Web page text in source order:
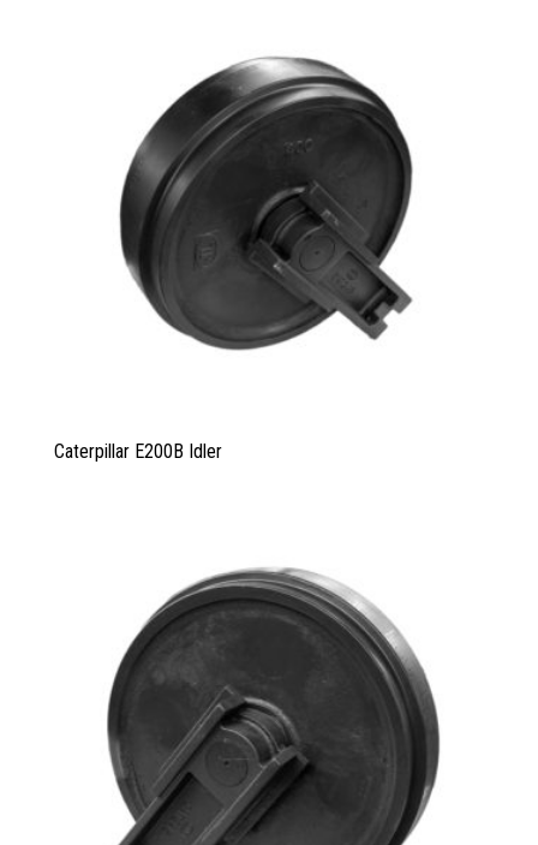
Caterpillar E200B Idler